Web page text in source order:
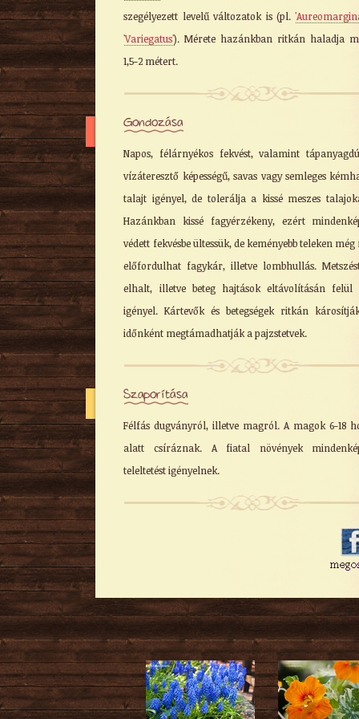
szegélyezett levelű változatok is (pl.
'Variegatus'). Mérete hazánkban ritkán haladja
1,5-2 métert.
Gondozása
Napos, félárnyékos fekvést, valamint
vízáteresztő képességű, savas vagy semleges
talajt igényel, de tolerálja a kissé meszes
Hazánkban kissé fagyérzékeny, ezért
védett fekvésbe ültessük, de keményebb teleken még
előfordulhat fagykár, illetve lombhullás.
elhalt, illetve beteg hajtások eltávolításán felül
igényel. Kártevők és betegségek ritkán
időnként megtámadhatják a pajzstetvek.
Szaporítása
Félfás dugványról, illetve magról. A magok 6-18
alatt csíráznak. A fiatal növények
teleltetést igényelnek.